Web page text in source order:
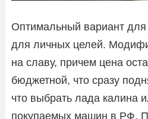
Оптимальный вариант для
для личных целей.
на славу, причем цена
бюджетной, что сразу
что выбрать лада калина
покупаемых машин в РФ.